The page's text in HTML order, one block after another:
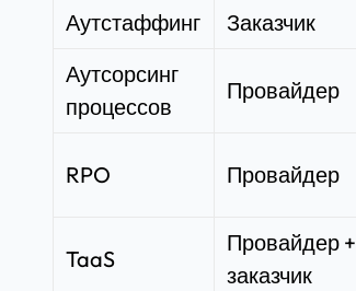
Аутстаффинг Заказчик
Аутсорсинг
процессов
Провайдер
RPO Провайдер
TaaS
Провайдер +
заказчик